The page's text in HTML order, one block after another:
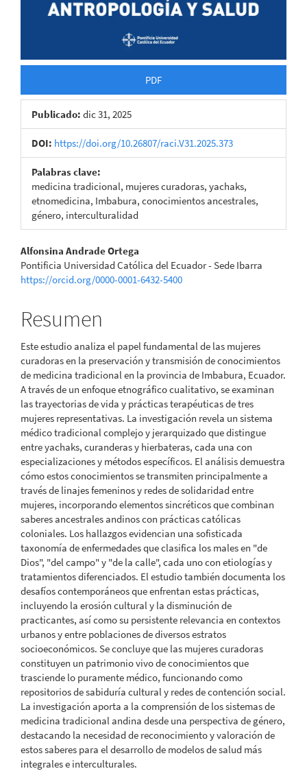
PDF
Publicado: dic 31, 2025
DOI: https://doi.org/10.26807/raci.V31.2025.373
Palabras clave:
medicina tradicional, mujeres curadoras, yachaks,
etnomedicina, Imbabura, conocimientos ancestrales,
género, interculturalidad
Contenido
principal
artículo
Alfonsina Andrade Ortega
Pontificia Universidad Católica del Ecuador - Sede Ibarra
https://orcid.org/0000-0001-6432-5400
Resumen
Este estudio analiza el papel fundamental de las mujeres
curadoras en la preservación y transmisión de conocimientos
de medicina tradicional en la provincia de Imbabura, Ecuador.
A través de un enfoque etnográfico cualitativo, se examinan
las trayectorias de vida y prácticas terapéuticas de tres
mujeres representativas. La investigación revela un sistema
médico tradicional complejo y jerarquizado que distingue
entre yachaks, curanderas y hierbateras, cada una con
especializaciones y métodos específicos. El análisis demuestra
cómo estos conocimientos se transmiten principalmente a
través de linajes femeninos y redes de solidaridad entre
mujeres, incorporando elementos sincréticos que combinan
saberes ancestrales andinos con prácticas católicas
coloniales. Los hallazgos evidencian una sofisticada
taxonomía de enfermedades que clasifica los males en "de
Dios", "del campo" y "de la calle", cada uno con etiologías y
tratamientos diferenciados. El estudio también documenta los
desafíos contemporáneos que enfrentan estas prácticas,
incluyendo la erosión cultural y la disminución de
practicantes, así como su persistente relevancia en contextos
urbanos y entre poblaciones de diversos estratos
socioeconómicos. Se concluye que las mujeres curadoras
constituyen un patrimonio vivo de conocimientos que
trasciende lo puramente médico, funcionando como
repositorios de sabiduría cultural y redes de contención social.
La investigación aporta a la comprensión de los sistemas de
medicina tradicional andina desde una perspectiva de género,
destacando la necesidad de reconocimiento y valoración de
estos saberes para el desarrollo de modelos de salud más
integrales e interculturales.